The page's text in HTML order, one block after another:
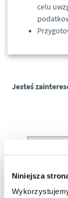
Niniejsza
celu
Jesteś